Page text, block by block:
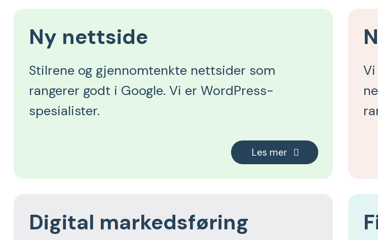
Ny nettside
Stilrene og gjennomtenkte nettsider som
rangerer godt i Google. Vi er WordPress-
spesialister.
Les mer
Digital markedsføring